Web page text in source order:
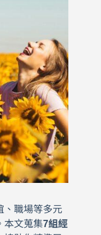
、職場等多元
本文蒐集7組經